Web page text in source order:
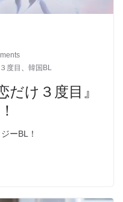
度目 、 韓国BL
け３度目』
ーBL！